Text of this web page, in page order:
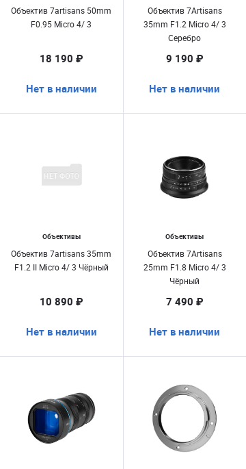
Объектив 7artisans 50mm
F0.95 Micro 4/ 3
18 190 ₽
Нет в наличии
Объектив 7Artisans
35mm F1.2 Micro 4/ 3
Серебро
9 190 ₽
Нет в наличии
Объективы
Объектив 7artisans 35mm
F1.2 II Micro 4/ 3 Чёрный
10 890 ₽
Нет в наличии
Объективы
Объектив 7Artisans
25mm F1.8 Micro 4/ 3
Чёрный
7 490 ₽
Нет в наличии